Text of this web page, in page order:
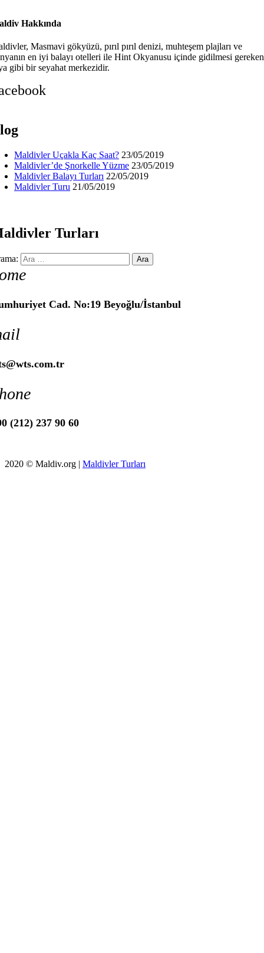
Hakkında
Masmavi gökyüzü, pırıl pırıl denizi, muhteşem plajları ve
en iyi balayı otelleri ile Hint Okyanusu içinde gidilmesi gereken
gibi bir seyahat merkezidir.
Maldivler Uçakla Kaç Saat? 23/05/2019
Maldivler’de Şnorkelle Yüzme 23/05/2019
Maldivler Balayı Turları 22/05/2019
Maldivler Turu 21/05/2019
Turları
Cad. No:19 Beyoğlu/İstanbul
(212) 237 90 60
2020 © Maldiv.org | Maldivler Turları